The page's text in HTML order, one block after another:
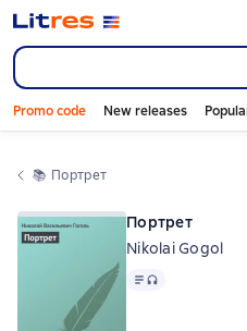
Promo code New releases
📚 Портрет
Портрет
Nikolai Gogol
Text, audio format